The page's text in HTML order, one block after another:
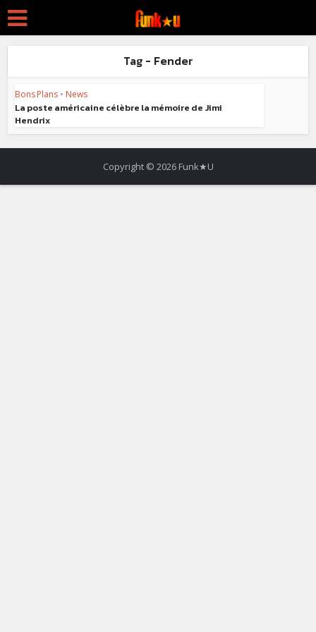
Tag - Fender
Bons Plans • News
La poste américaine célèbre la mémoire de Jimi
Hendrix
Copyright © 2026 Funk★U